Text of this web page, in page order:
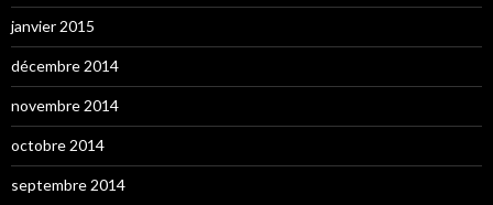
janvier 2015
décembre 2014
novembre 2014
octobre 2014
septembre 2014